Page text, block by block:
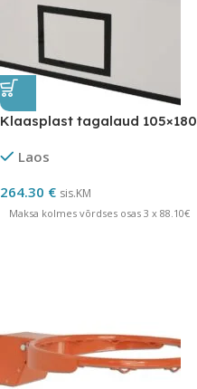
Klaasplast tagalaud 105×180
Laos
264.30 € sis.KM
Maksa kolmes võrdses osas 3 x 88.10€